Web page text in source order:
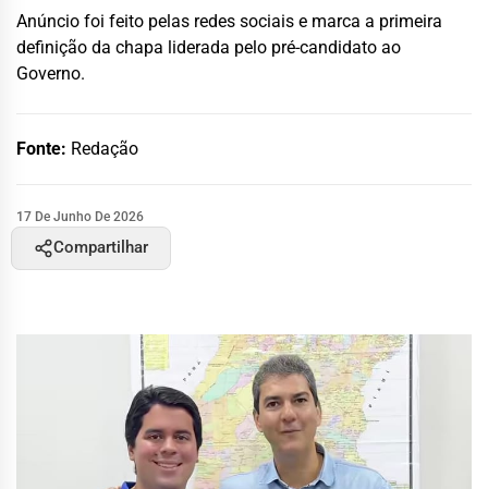
Anúncio foi feito pelas redes sociais e marca a primeira
definição da chapa liderada pelo pré-candidato ao
Governo.
Fonte: Redação
17 De Junho De 2026
Compartilhar